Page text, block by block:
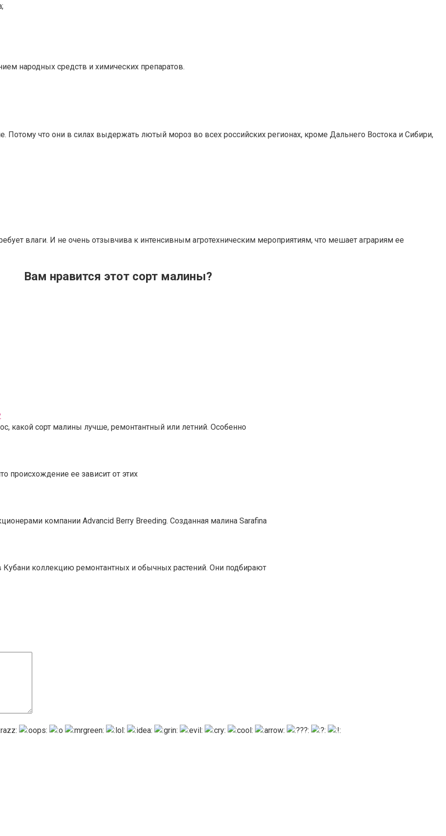
народных средств и химических препаратов.
Потому что они в силах выдержать лютый мороз во всех российских регионах, кроме Дальнего Востока и Сибири,
влаги. И не очень отзывчива к интенсивным агротехническим мероприятиям, что мешает аграриям ее
Вам нравится этот сорт малины?
какой сорт малины лучше, ремонтантный или летний. Особенно
происхождение ее зависит от этих
компании Advancid Berry Breeding. Созданная малина Sarafina
коллекцию ремонтантных и обычных растений. Они подбирают